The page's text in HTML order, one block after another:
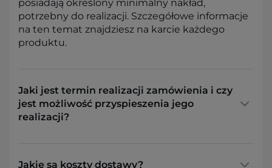
posiadają określony minimalny nakład,
potrzebny do realizacji. Szczegółowe informacje
na ten temat znajdziesz na karcie każdego
produktu.
Jaki jest termin realizacji zamówienia i czy
jest możliwość przyspieszenia jego
realizacji?
Jakie są koszty dostawy?